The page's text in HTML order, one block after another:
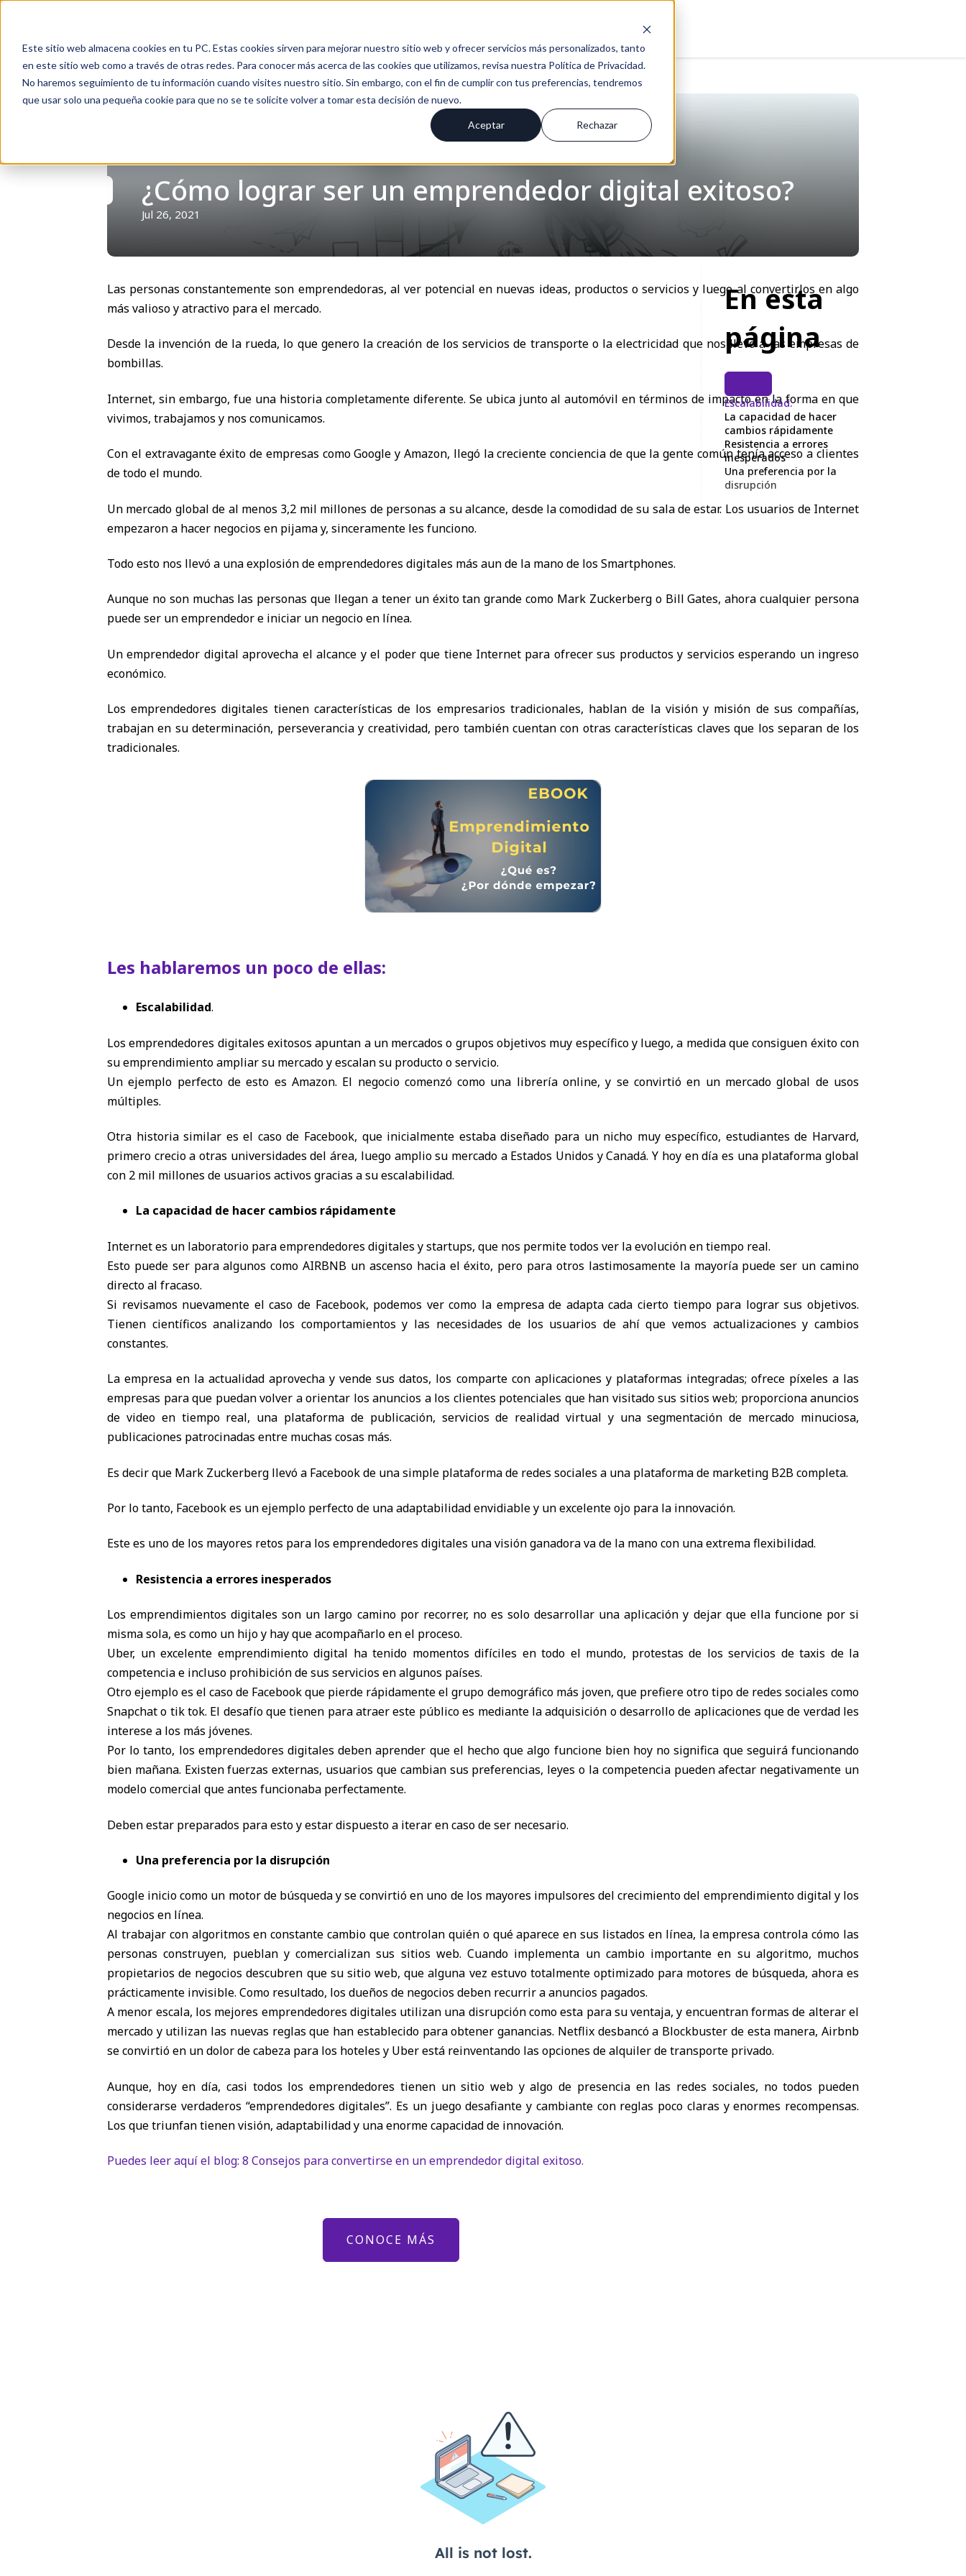
Este sitio web almacena cookies en tu PC. Estas cookies sirven para mejorar nuestro sitio web y ofrecer servicios más personalizados, tanto
en este sitio web como a través de otras redes. Para conocer más acerca de las cookies que utilizamos, revisa nuestra Política de Privacidad.
No haremos seguimiento de tu información cuando visites nuestro sitio. Sin embargo, con el fin de cumplir con tus preferencias, tendremos
que usar solo una pequeña cookie para que no se te solicite volver a tomar esta decisión de nuevo.
Aceptar Rechazar
¿Cómo lograr ser un emprendedor digital exitoso?
Jul 26, 2021
Las personas constantemente son emprendedoras, al ver potencial en nuevas ideas, productos o servicios y luego al convertirlos en algo
más valioso y atractivo para el mercado.
Desde la invención de la rueda, lo que genero la creación de los servicios de transporte o la electricidad que nos llevó a las empresas de
bombillas.
Internet, sin embargo, fue una historia completamente diferente. Se ubica junto al automóvil en términos de impacto en la forma en que
vivimos, trabajamos y nos comunicamos.
Con el extravagante éxito de empresas como Google y Amazon, llegó la creciente conciencia de que la gente común tenía acceso a clientes
de todo el mundo.
Un mercado global de al menos 3,2 mil millones de personas a su alcance, desde la comodidad de su sala de estar. Los usuarios de Internet
empezaron a hacer negocios en pijama y, sinceramente les funciono.
Todo esto nos llevó a una explosión de emprendedores digitales más aun de la mano de los Smartphones.
Aunque no son muchas las personas que llegan a tener un éxito tan grande como Mark Zuckerberg o Bill Gates, ahora cualquier persona
puede ser un emprendedor e iniciar un negocio en línea.
Un emprendedor digital aprovecha el alcance y el poder que tiene Internet para ofrecer sus productos y servicios esperando un ingreso
económico.
Los emprendedores digitales tienen características de los empresarios tradicionales, hablan de la visión y misión de sus compañías,
trabajan en su determinación, perseverancia y creatividad, pero también cuentan con otras características claves que los separan de los
tradicionales.
Les hablaremos un poco de ellas:
Escalabilidad.
Los emprendedores digitales exitosos apuntan a un mercados o grupos objetivos muy específico y luego, a medida que consiguen éxito con
su emprendimiento ampliar su mercado y escalan su producto o servicio.
Un ejemplo perfecto de esto es Amazon. El negocio comenzó como una librería online, y se convirtió en un mercado global de usos
múltiples.
Otra historia similar es el caso de Facebook, que inicialmente estaba diseñado para un nicho muy específico, estudiantes de Harvard,
primero crecio a otras universidades del área, luego amplio su mercado a Estados Unidos y Canadá. Y hoy en día es una plataforma global
con 2 mil millones de usuarios activos gracias a su escalabilidad.
La capacidad de hacer cambios rápidamente
Internet es un laboratorio para emprendedores digitales y startups, que nos permite todos ver la evolución en tiempo real.
Esto puede ser para algunos como AIRBNB un ascenso hacia el éxito, pero para otros lastimosamente la mayoría puede ser un camino
directo al fracaso.
Si revisamos nuevamente el caso de Facebook, podemos ver como la empresa de adapta cada cierto tiempo para lograr sus objetivos.
Tienen científicos analizando los comportamientos y las necesidades de los usuarios de ahí que vemos actualizaciones y cambios
constantes.
La empresa en la actualidad aprovecha y vende sus datos, los comparte con aplicaciones y plataformas integradas; ofrece píxeles a las
empresas para que puedan volver a orientar los anuncios a los clientes potenciales que han visitado sus sitios web; proporciona anuncios
de video en tiempo real, una plataforma de publicación, servicios de realidad virtual y una segmentación de mercado minuciosa,
publicaciones patrocinadas entre muchas cosas más.
Es decir que Mark Zuckerberg llevó a Facebook de una simple plataforma de redes sociales a una plataforma de marketing B2B completa.
Por lo tanto, Facebook es un ejemplo perfecto de una adaptabilidad envidiable y un excelente ojo para la innovación.
Este es uno de los mayores retos para los emprendedores digitales una visión ganadora va de la mano con una extrema flexibilidad.
Resistencia a errores inesperados
Los emprendimientos digitales son un largo camino por recorrer, no es solo desarrollar una aplicación y dejar que ella funcione por si
misma sola, es como un hijo y hay que acompañarlo en el proceso.
Uber, un excelente emprendimiento digital ha tenido momentos difíciles en todo el mundo, protestas de los servicios de taxis de la
competencia e incluso prohibición de sus servicios en algunos países.
Otro ejemplo es el caso de Facebook que pierde rápidamente el grupo demográfico más joven, que prefiere otro tipo de redes sociales como
Snapchat o tik tok. El desafío que tienen para atraer este público es mediante la adquisición o desarrollo de aplicaciones que de verdad les
interese a los más jóvenes.
Por lo tanto, los emprendedores digitales deben aprender que el hecho que algo funcione bien hoy no significa que seguirá funcionando
bien mañana. Existen fuerzas externas, usuarios que cambian sus preferencias, leyes o la competencia pueden afectar negativamente un
modelo comercial que antes funcionaba perfectamente.
Deben estar preparados para esto y estar dispuesto a iterar en caso de ser necesario.
Una preferencia por la disrupción
Google inicio como un motor de búsqueda y se convirtió en uno de los mayores impulsores del crecimiento del emprendimiento digital y los
negocios en línea.
Al trabajar con algoritmos en constante cambio que controlan quién o qué aparece en sus listados en línea, la empresa controla cómo las
personas construyen, pueblan y comercializan sus sitios web. Cuando implementa un cambio importante en su algoritmo, muchos
propietarios de negocios descubren que su sitio web, que alguna vez estuvo totalmente optimizado para motores de búsqueda, ahora es
prácticamente invisible. Como resultado, los dueños de negocios deben recurrir a anuncios pagados.
A menor escala, los mejores emprendedores digitales utilizan una disrupción como esta para su ventaja, y encuentran formas de alterar el
mercado y utilizan las nuevas reglas que han establecido para obtener ganancias. Netflix desbancó a Blockbuster de esta manera, Airbnb
se convirtió en un dolor de cabeza para los hoteles y Uber está reinventando las opciones de alquiler de transporte privado.
Aunque, hoy en día, casi todos los emprendedores tienen un sitio web y algo de presencia en las redes sociales, no todos pueden
considerarse verdaderos “emprendedores digitales”. Es un juego desafiante y cambiante con reglas poco claras y enormes recompensas.
Los que triunfan tienen visión, adaptabilidad y una enorme capacidad de innovación.
Puedes leer aquí el blog: 8 Consejos para convertirse en un emprendedor digital exitoso.
CONOCE MÁS
En esta
página
Escalabilidad.
La capacidad de hacer
cambios rápidamente
Resistencia a errores
inesperados
Una preferencia por la
disrupción